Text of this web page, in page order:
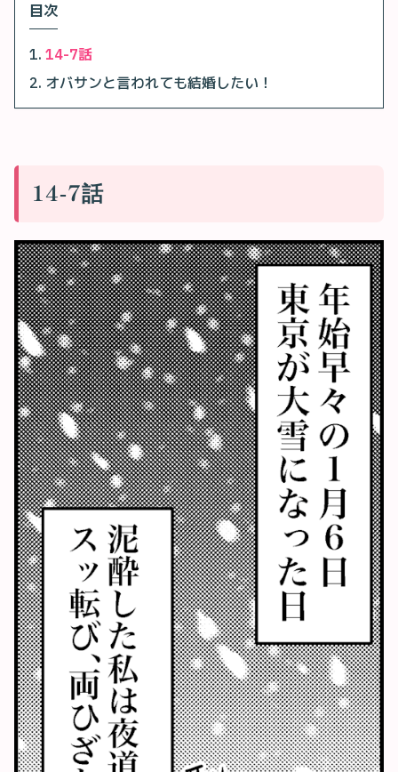
目次
14-7話
オバサンと言われても結婚したい！
14-7話